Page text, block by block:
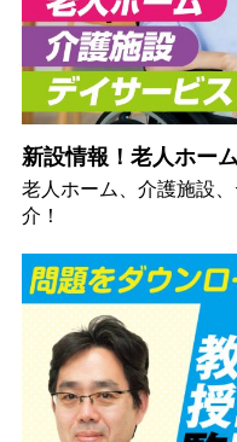
新設情報！老人ホー
老人ホーム、介護施設
介！